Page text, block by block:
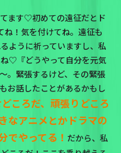
ます♡初めての遠征だとド
！気を付けてね。遠征も
ように祈っていますし、私
♡『どうやって自分を元気
。緊張するけど、その緊張
お話したことがあるかもし
ころだ、頑張りどころ
なアニメとかドラマの
でやってる！ だから、私